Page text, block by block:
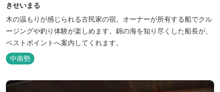
きせいまる
木の温もりが感じられる古民家の宿。オーナーが所有する船でクル
ージングや釣り体験が楽しめます。錦の海を知り尽くした船長が、
ベストポイントへ案内してくれます。
中南勢